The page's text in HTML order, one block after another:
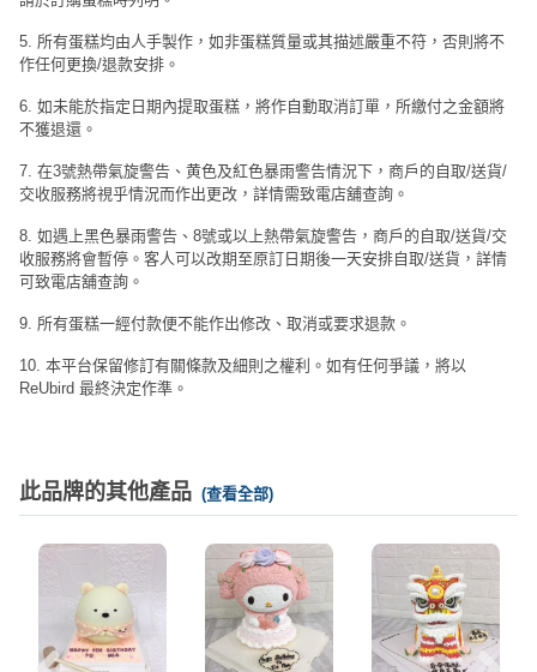
5. 所有蛋糕均由人手製作，如非蛋糕質量或其描述嚴重不符，否則將不
作任何更換/退款安排。
6. 如未能於指定日期內提取蛋糕，將作自動取消訂單，所繳付之金額將
不獲退還。
7. 在3號熱帶氣旋警告、黄色及紅色暴雨警告情況下，商戶的自取/送貨/
交收服務將視乎情況而作出更改，詳情需致電店舖查詢。
8. 如遇上黑色暴雨警告、8號或以上熱帶氣旋警告，商戶的自取/送貨/交
收服務將會暫停。客人可以改期至原訂日期後一天安排自取/送貨，詳情
可致電店舖查詢。
9. 所有蛋糕一經付款便不能作出修改、取消或要求退款。
10. 本平台保留修訂有關條款及細則之權利。如有任何爭議，將以
ReUbird 最終決定作準。
此品牌的其他產品 (查看全部)